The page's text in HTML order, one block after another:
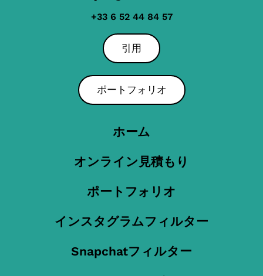
+33 6 52 44 84 57
引用
ポートフォリオ
ホーム
オンライン見積もり
ポートフォリオ
インスタグラムフィルター
Snapchatフィルター